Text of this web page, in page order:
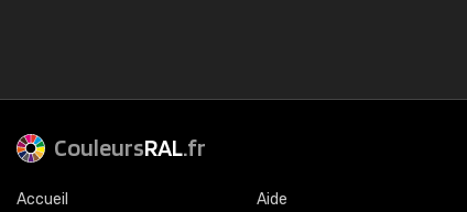
CouleursRAL.fr
Accueil Aide